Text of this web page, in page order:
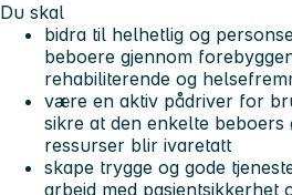
Du skal
bidra til helhetlig og
beboere gjennom
rehabiliterende og
være en aktiv pådriver for
sikre at den enkelte
ressurser blir ivaretatt
skape trygge og gode
arbeid med pasientsikkerhet